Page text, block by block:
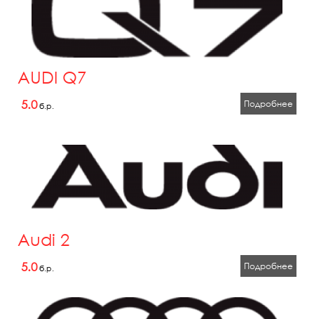
AUDI Q7
5.0б.р. Подробнее
Audi 2
5.0б.р. Подробнее